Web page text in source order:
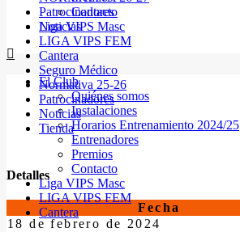
Patrocinadores
Noticias
El Club
Quiénes somos
Instalaciones
Horarios Entrenamiento 2024/25
Entrenadores
Premios
Contacto
Liga VIPS Masc
LIGA VIPS FEM
Cantera
Contacto
Liga VIPS Masc
LIGA VIPS FEM
Cantera
Seguro Médico
Normativa 25-26
Patrocinadores
Noticias
Tienda
Detalles
Fecha
18 de febrero de 2024